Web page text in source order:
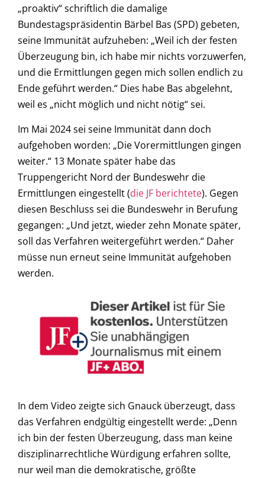
„proaktiv“ schriftlich die damalige
Bundestagspräsidentin Bärbel Bas (SPD) gebeten,
seine Immunität aufzuheben: „Weil ich der festen
Überzeugung bin, ich habe mir nichts vorzuwerfen,
und die Ermittlungen gegen mich sollen endlich zu
Ende geführt werden.“ Dies habe Bas abgelehnt,
weil es „nicht möglich und nicht nötig“ sei.
Im Mai 2024 sei seine Immunität dann doch
aufgehoben worden: „Die Vorermittlungen gingen
weiter.“ 13 Monate später habe das
Truppengericht Nord der Bundeswehr die
Ermittlungen eingestellt (die JF berichtete). Gegen
diesen Beschluss sei die Bundeswehr in Berufung
gegangen: „Und jetzt, wieder zehn Monate später,
soll das Verfahren weitergeführt werden.“ Daher
müsse nun erneut seine Immunität aufgehoben
werden.
In dem Video zeigte sich Gnauck überzeugt, dass
das Verfahren endgültig eingestellt werde: „Denn
ich bin der festen Überzeugung, dass man keine
disziplinarrechtliche Würdigung erfahren sollte,
nur weil man die demokratische, größte